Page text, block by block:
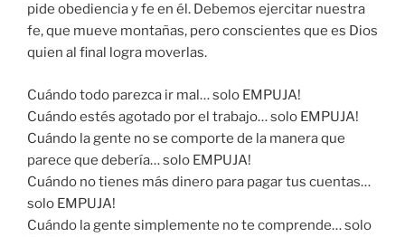
pide obediencia y fe en él. Debemos ejercitar nuestra
fe, que mueve montañas, pero conscientes que es Dios
quien al final logra moverlas.
Cuándo todo parezca ir mal… solo EMPUJA!
Cuándo estés agotado por el trabajo… solo EMPUJA!
Cuándo la gente no se comporte de la manera que
parece que debería… solo EMPUJA!
Cuándo no tienes más dinero para pagar tus cuentas…
solo EMPUJA!
Cuándo la gente simplemente no te comprende… solo